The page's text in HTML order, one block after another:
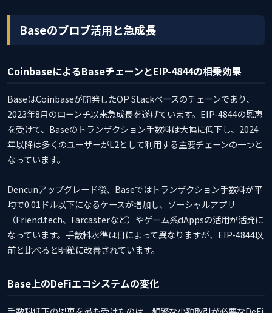
Baseのブロブ活用と急成長
CoinbaseによるBaseチェーンとEIP-4844の相乗効果
BaseはCoinbaseが開発したOP Stackベースのチェーンであり、
2023年8月のローンチ以来急成長を遂げています。EIP-4844の恩恵
を受けて、Baseのトランザクション手数料は大幅に低下し、2024
年以降は多くのユーザーがL2として利用する主要チェーンの一つと
なっています。
Dencunアップグレード後、Baseではトランザクション手数料が平
均で0.01ドル以下になるケースが増加し、ソーシャルアプリ
（Friend.tech、Farcasterなど）やゲーム系dAppsの活用が活発に
なっています。手数料水準は日によって異なりますが、EIP-4844以
前と比べると明確に改善されています。
Base上のDeFiエコシステムの変化